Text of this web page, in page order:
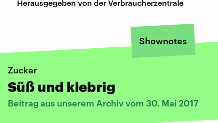
Herausgegeben von der Verbraucherzentrale
Shownotes
Zucker
Süß und klebrig
Beitrag aus unserem Archiv vom 30. Mai 2017